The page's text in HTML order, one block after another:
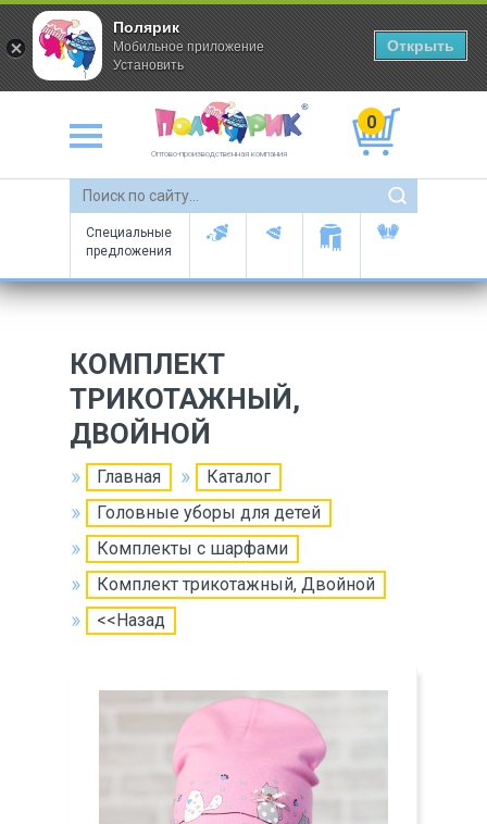
Оптово-производственная компания
0
Специальные
предложения
КОМПЛЕКТ
ТРИКОТАЖНЫЙ,
ДВОЙНОЙ
Главная
Каталог
Головные уборы для детей
Комплекты с шарфами
Комплект трикотажный, Двойной
<<Назад
Полярик
Мобильное приложение
Установить
Открыть